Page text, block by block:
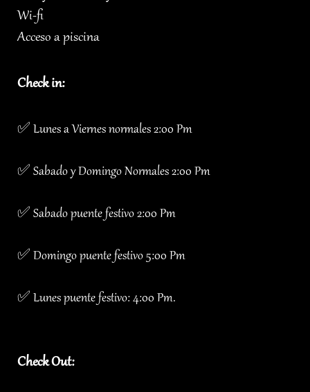
Wi-fi
Acceso a piscina
Check in:
✅ Lunes a Viernes normales 2:00 Pm
✅ Sabado y Domingo Normales 2:00 Pm
✅ Sabado puente festivo 2:00 Pm
✅ Domingo puente festivo 5:00 Pm
✅ Lunes puente festivo: 4:00 Pm.
Check Out: